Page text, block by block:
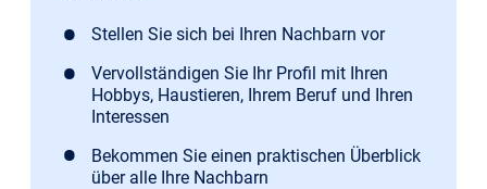
Stellen Sie sich bei Ihren Nachbarn vor
Vervollständigen Sie Ihr Profil mit Ihren
Hobbys, Haustieren, Ihrem Beruf und Ihren
Interessen
Bekommen Sie einen praktischen Überblick
über alle Ihre Nachbarn